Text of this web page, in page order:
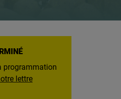
programmation
lettre